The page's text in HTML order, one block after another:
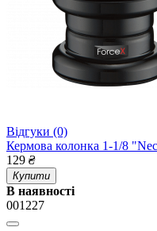
Відгуки (0)
Кермова колонка 1-1/8
129 ₴
Купити
В наявності
001227